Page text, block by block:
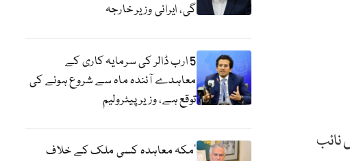
نائب
گی، ایرانی وزیر خارجہ
5 ارب ڈالر کی سرمایہ کاری کے
معاہدے آئندہ ماہ سے شروع ہونے کی
توقع ہے، وزیر پیٹرولیم
‘مکہ معاہدہ کسی ملک کے خلاف